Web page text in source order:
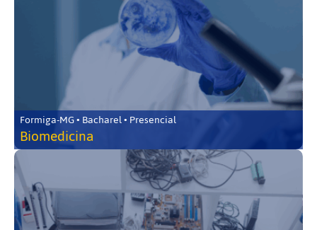
Formiga-MG • Bacharel • Presencial
Biomedicina